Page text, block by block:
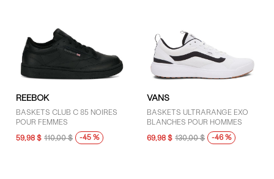
REEBOK
BASKETS CLUB C 85 NOIRES
POUR FEMMES
59,98 $ 110,00 $ -45 %
VANS
BASKETS ULTRARANGE EXO
BLANCHES POUR HOMMES
69,98 $ 130,00 $ -46 %